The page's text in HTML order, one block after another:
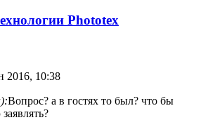
Phototex
2016, 10:38
Вопрос? а в гостях то был? что бы